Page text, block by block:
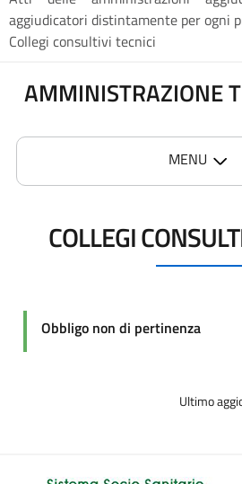
aggiudicatori distintamente per ogni
Collegi consultivi tecnici
AMMINISTRAZIONE
MENU
COLLEGI
Obbligo non di pertinenza
Ultimo